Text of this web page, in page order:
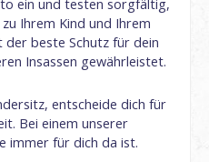
ein und testen sorgfältig,
Ihrem Kind und Ihrem
beste Schutz für dein
Insassen gewährleistet.
entscheide dich für
Bei einem unserer
immer für dich da ist.